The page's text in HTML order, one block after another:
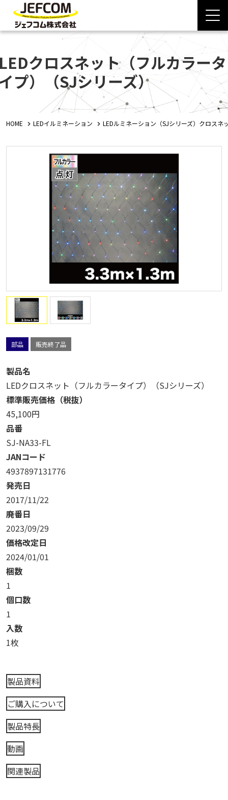
クロスネット（フルカラータ
プ）（SJシリーズ）
HOME LEDイルミネーション LEDルミネーション（SJシリーズ）クロスネ
部品 販売終了品
製品名
LEDクロスネット（フルカラータイプ）（SJシリーズ）
標準販売価格（税抜）
45,100円
品番
SJ-NA33-FL
JANコード
4937897131776
発売日
2017/11/22
廃番日
2023/09/29
価格改定日
2024/01/01
梱数
1
個口数
1
入数
1枚
製品資料
ご購入について
製品特長
動画
関連製品